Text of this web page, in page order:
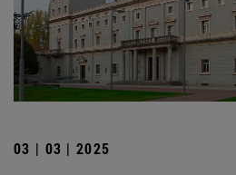
03 | 03 | 2025